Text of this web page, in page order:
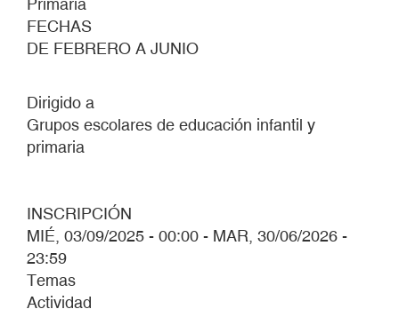
Primaria
FECHAS
DE FEBRERO A JUNIO
Dirigido a
Grupos escolares de educación infantil y
primaria
INSCRIPCIÓN
MIÉ, 03/09/2025 - 00:00 - MAR, 30/06/2026 -
23:59
Temas
Actividad